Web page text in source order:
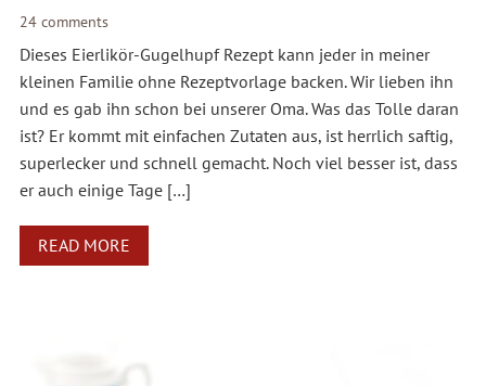
24 comments
Dieses Eierlikör-Gugelhupf Rezept kann jeder in meiner
kleinen Familie ohne Rezeptvorlage backen. Wir lieben ihn
und es gab ihn schon bei unserer Oma. Was das Tolle daran
ist? Er kommt mit einfachen Zutaten aus, ist herrlich saftig,
superlecker und schnell gemacht. Noch viel besser ist, dass
er auch einige Tage […]
READ MORE